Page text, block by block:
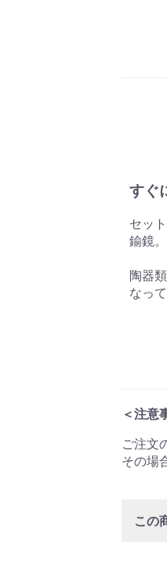
すぐ
セッ
鍮鏡。
陶器
なっ
＜注意
ご注文
その場
この